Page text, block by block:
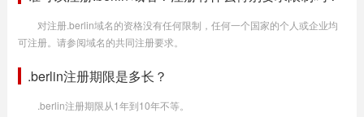
对注册.berlin域名的资格没有任何限制，任何一个国家的个人或企业均
可注册。请参阅域名的共同注册要求。
.berlin注册期限是多长？
.berlin注册期限从1年到10年不等。